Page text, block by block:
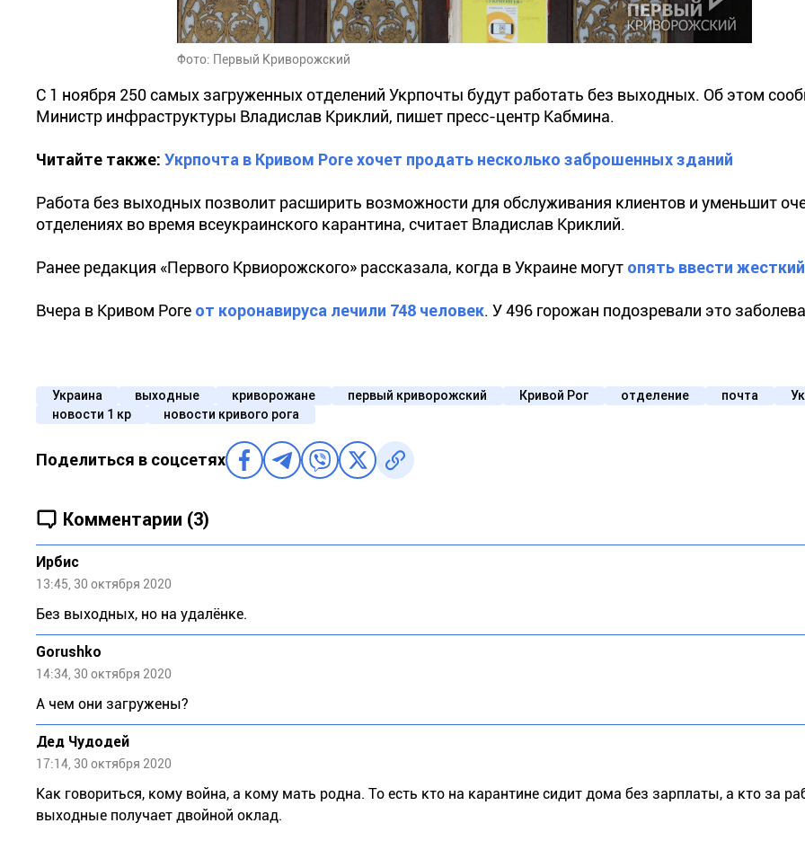
Фото: Первый Криворожский
С 1 ноября 250 самых загруженных отделений Укрпочты будут работать без выходных. Об этом
Министр инфраструктуры Владислав Криклий, пишет пресс-центр Кабмина.
Читайте также: Укрпочта в Кривом Роге хочет продать несколько заброшенных зданий
Работа без выходных позволит расширить возможности для обслуживания клиентов и уменьшит
отделениях во время всеукраинского карантина, считает Владислав Криклий.
Ранее редакция «Первого Крвиорожского» рассказала, когда в Украине могут опять ввести
Вчера в Кривом Роге от коронавируса лечили 748 человек. У 496 горожан подозревали это
Украина выходные криворожане первый криворожский Кривой Рог отделение почта
новости 1 кр
новости кривого рога
Поделиться в соцсетях
Комментарии (3)
Ирбис
13:45, 30 октября 2020
Без выходных, но на удалёнке.
Gorushko
14:34, 30 октября 2020
А чем они загружены?
Дед Чудодей
17:14, 30 октября 2020
Как говориться, кому война, а кому мать родна. То есть кто на карантине сидит дома без зарплаты, а кто за
выходные получает двойной оклад.